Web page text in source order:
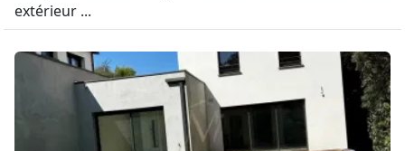
extérieur ...